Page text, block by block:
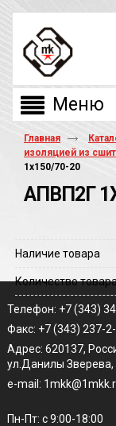
Главная
изоляцией из
1х150/70-20
АПВП2Г
Наличие товара
Количество
Телефон: +7 (343)
Факс: +7 (343) 237-
Адрес: 620137,
ул.Данилы Зверева,
e-mail:
Пн-Пт: с 9:00-18:00